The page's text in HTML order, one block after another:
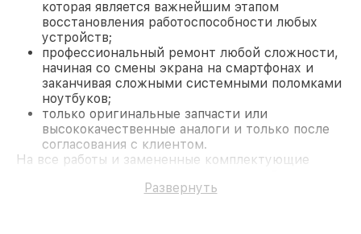
которая является важнейшим этапом
восстановления работоспособности любых
устройств;
профессиональный ремонт любой сложности,
начиная со смены экрана на смартфонах и
заканчивая сложными системными поломками
ноутбуков;
только оригинальные запчасти или
высококачественные аналоги и только после
согласования с клиентом.
На все работы и замененные комплектующие
поломки по условиям гарантии, мы бесплатно
Развернуть